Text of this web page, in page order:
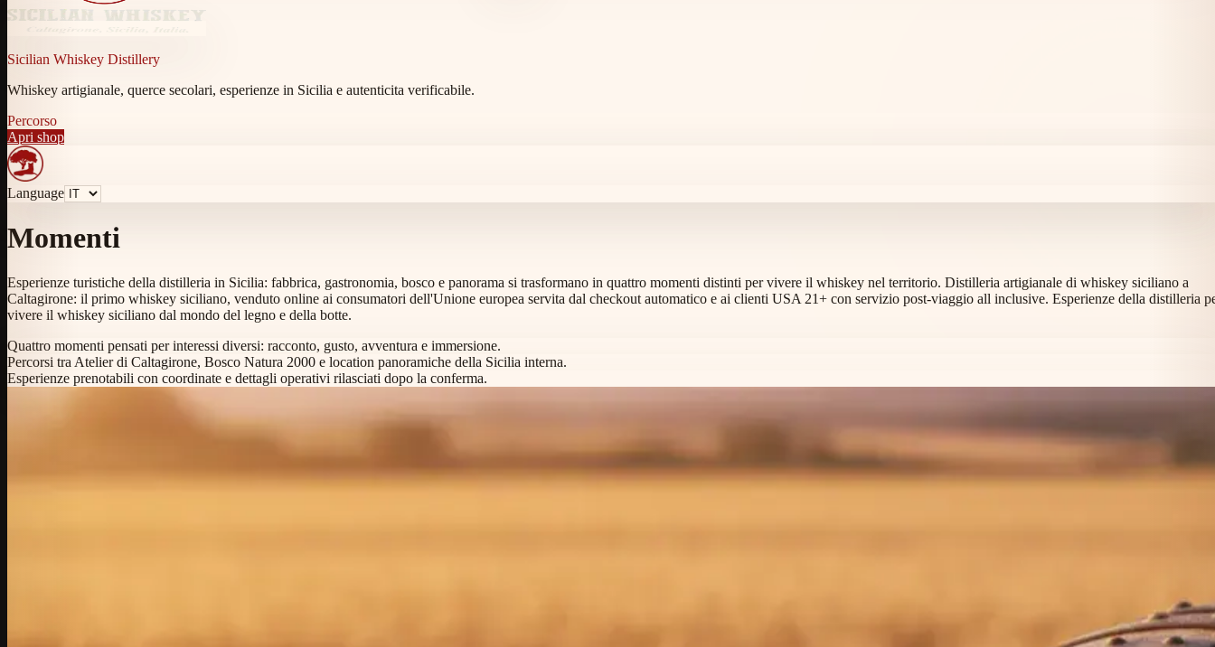
Sicilian Whiskey Distillery
Whiskey artigianale, querce secolari, esperienze in Sicilia e autenticita verificabile.
Percorso
Apri shop
Language
Momenti
Esperienze turistiche della distilleria in Sicilia: fabbrica, gastronomia, bosco e panorama si trasformano in quattro momenti distinti per vivere il whiskey nel territorio. Distilleria artigianale di whiskey siciliano a
Caltagirone: il primo whiskey siciliano, venduto online ai consumatori dell'Unione europea servita dal checkout automatico e ai clienti USA 21+ con servizio post-viaggio all inclusive. Esperienze della distilleria
vivere il whiskey siciliano dal mondo del legno e della botte.
Quattro momenti pensati per interessi diversi: racconto, gusto, avventura e immersione.
Percorsi tra Atelier di Caltagirone, Bosco Natura 2000 e location panoramiche della Sicilia interna.
Esperienze prenotabili con coordinate e dettagli operativi rilasciati dopo la conferma.